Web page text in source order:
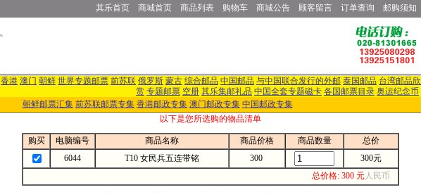
其乐首页 商城首页 商品列表 购物车 商城公告 顾客留言 订单查询 邮购须知
香港 澳门 朝鲜 世界专题邮票 前苏联 俄罗斯 蒙古 综合邮品 中国邮品 与中国联合发行的外邮 泰国邮品 台湾邮品欣
赏 专题邮票 空册 其乐集邮礼品 中国全套专题磁卡 各国邮票目录 奥运纪念币
朝鲜邮票汇集 前苏联邮票专集 香港邮政专集 澳门邮政专集 中国邮政专集
以下是您所选购的物品清单
购买 电脑编号 商品名称 商品价格 商品数量
总价
6044
T10 女民兵五连带铭 300
300元
总价格: 300 元人民币